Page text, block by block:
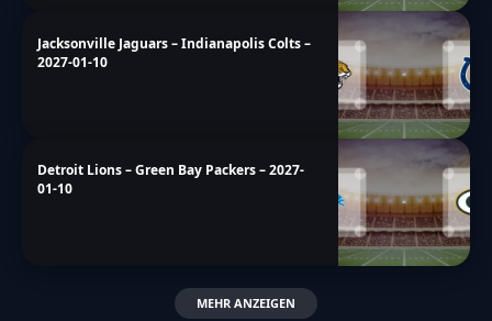
Jacksonville Jaguars – Indianapolis Colts –
2027-01-10
Detroit Lions – Green Bay Packers – 2027-
01-10
MEHR ANZEIGEN